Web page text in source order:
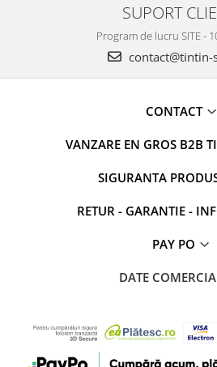
SUPORT
Program de lucru SITE -
contact@tintin-
CONTACT
VANZARE EN GROS B2B
SIGURANTA
RETUR - GARANTIE -
PAY PO
DATE